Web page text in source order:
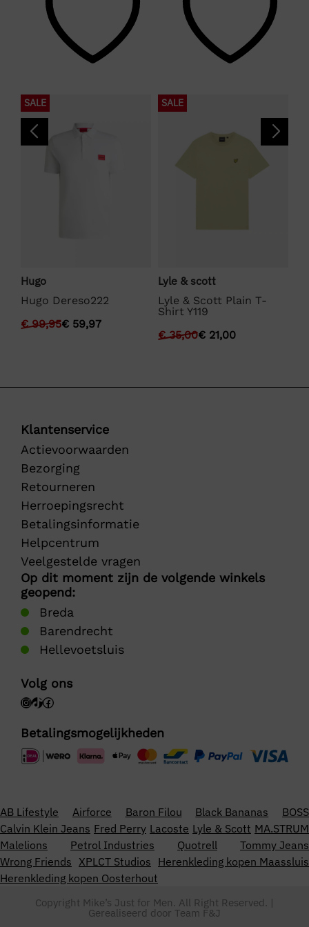
SALE
Hugo
Hugo Dereso222
€99,95€ 59,97
SALE
Lyle & scott
Lyle & Scott Plain T-
Shirt Y119
€35,00€ 21,00
Klantenservice
Actievoorwaarden
Bezorging
Retourneren
Herroepingsrecht
Betalingsinformatie
Helpcentrum
Veelgestelde vragen
Op dit moment zijn de volgende winkels
geopend:
Breda
Barendrecht
Hellevoetsluis
Volg ons
Betalingsmogelijkheden
AB Lifestyle Airforce Baron Filou Black Bananas
BOSS
Calvin Klein Jeans Fred Perry Lacoste Lyle & Scott MA.STRUM
Malelions
Petrol Industries Quotrell
Tommy Jeans
Wrong Friends XPLCT Studios Herenkleding kopen Maassluis
Herenkleding kopen Oosterhout
Copyright Mike’s Just for Men. All Right Reserved. |
Gerealiseerd door Team F&J